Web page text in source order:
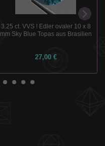
3.25 ct. VVS ! Edler ovaler 10 x 8
mm Sky Blue Topas aus Brasilien
27,00 €